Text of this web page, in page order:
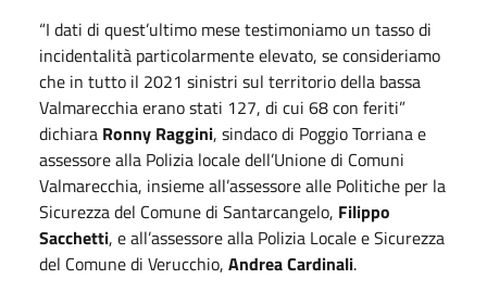
“I dati di quest’ultimo mese testimoniamo un tasso di
incidentalità particolarmente elevato, se consideriamo
che in tutto il 2021 sinistri sul territorio della bassa
Valmarecchia erano stati 127, di cui 68 con feriti”
dichiara Ronny Raggini, sindaco di Poggio Torriana e
assessore alla Polizia locale dell’Unione di Comuni
Valmarecchia, insieme all’assessore alle Politiche per la
Sicurezza del Comune di Santarcangelo, Filippo
Sacchetti, e all’assessore alla Polizia Locale e Sicurezza
del Comune di Verucchio, Andrea Cardinali.